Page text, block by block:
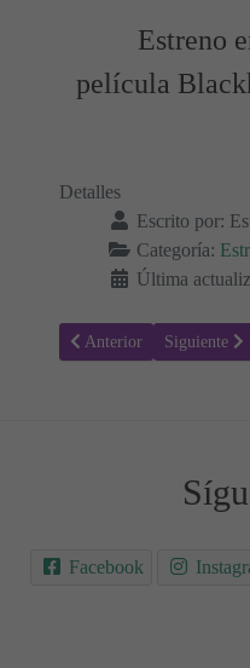
Estreno
película
Detalles
Escrito por:
Categoría:
Última
Artículo anterior: Bob
Anterior Artículo
Siguiente
Facebook